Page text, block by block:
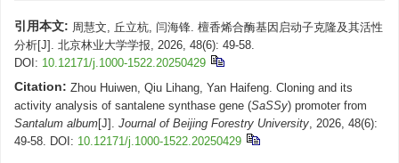
引用本文: 周慧文, 丘立杭, 闫海锋. 檀香烯合酶基因启动子克隆及其活性
分析[J]. 北京林业大学学报, 2026, 48(6): 49-58.
DOI: 10.12171/j.1000-1522.20250429
Citation: Zhou Huiwen, Qiu Lihang, Yan Haifeng. Cloning and its
activity analysis of santalene synthase gene (SaSSy) promoter from
Santalum album[J]. Journal of Beijing Forestry University, 2026, 48(6):
49-58. DOI: 10.12171/j.1000-1522.20250429